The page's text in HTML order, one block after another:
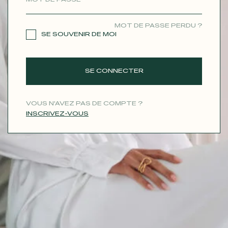
MOT DE PASSE PERDU ?
SE SOUVENIR DE MOI
SE CONNECTER
VOUS N'AVEZ PAS DE COMPTE ?
INSCRIVEZ-VOUS